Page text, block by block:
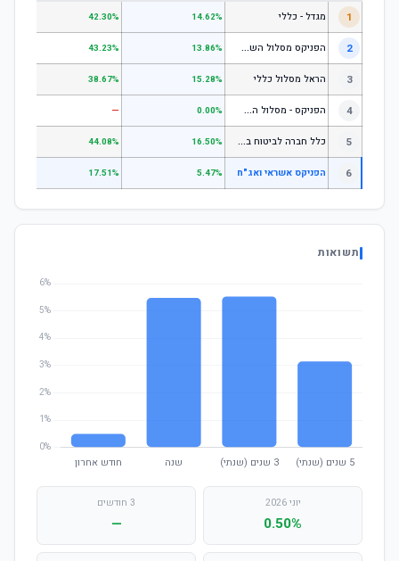
1 מגדל - כללי 14.62%
42.30%
2 ה
פניקס מסלול השקעה כללי 13.86%
43.23%
3 הראל מסלול כללי 15.28%
38.67%
4 ה
פניקס - מסלול השקעה בניהול אישי 0.00%
—
5 כ
לל חברה לביטוח בע"מ כללי 16.50%
44.08%
6 הפניקס אשראי ואג"ח 5.47%
17.51%
תשואות
יוני 2026
0.50%
3 חודשים
—